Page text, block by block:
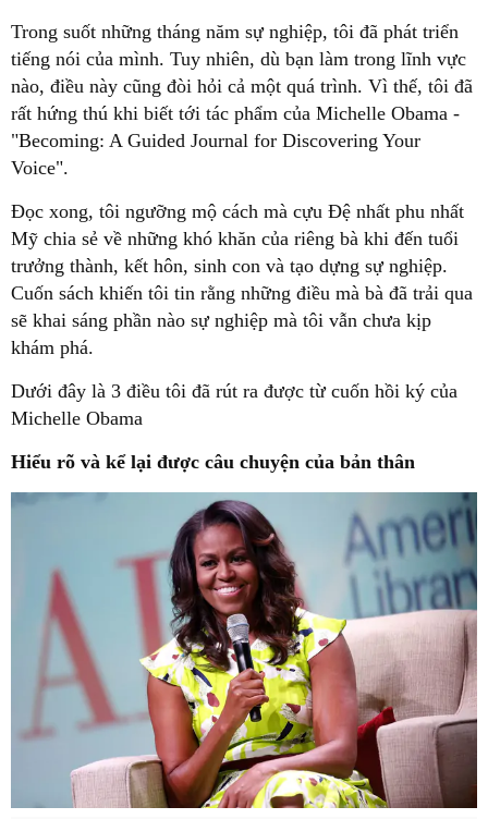
Trong suốt những tháng năm sự nghiệp, tôi đã phát triển
tiếng nói của mình. Tuy nhiên, dù bạn làm trong lĩnh vực
nào, điều này cũng đòi hỏi cả một quá trình. Vì thế, tôi đã
rất hứng thú khi biết tới tác phẩm của Michelle Obama -
"Becoming: A Guided Journal for Discovering Your
Voice".
Đọc xong, tôi ngưỡng mộ cách mà cựu Đệ nhất phu nhất
Mỹ chia sẻ về những khó khăn của riêng bà khi đến tuổi
trưởng thành, kết hôn, sinh con và tạo dựng sự nghiệp.
Cuốn sách khiến tôi tin rằng những điều mà bà đã trải qua
sẽ khai sáng phần nào sự nghiệp mà tôi vẫn chưa kịp
khám phá.
Dưới đây là 3 điều tôi đã rút ra được từ cuốn hồi ký của
Michelle Obama
Hiểu rõ và kể lại được câu chuyện của bản thân